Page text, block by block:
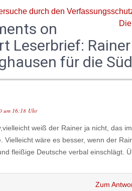
durch den
on
Leserbrief:
für die
um 16:18 Uhr
weiß der Rainer ja nicht, das
Vielleicht wäre es besser, wenn der
fleißige Deutsche verbal einschlägt.
Zum